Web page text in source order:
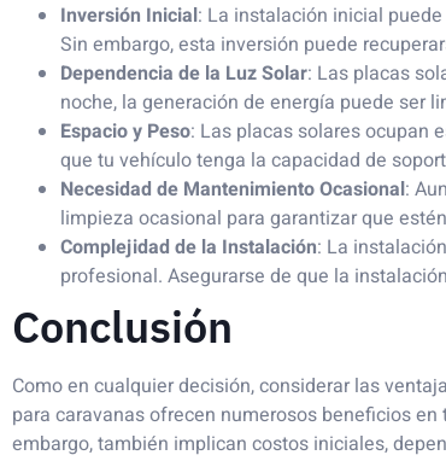
Inversión Inicial: La instalación inicial
Sin embargo, esta inversión puede
Dependencia de la Luz Solar: Las placas
noche, la generación de energía puede ser
Espacio y Peso: Las placas solares ocupan
que tu vehículo tenga la capacidad de
Necesidad de Mantenimiento Ocasional:
limpieza ocasional para garantizar que
Complejidad de la Instalación: La
profesional. Asegurarse de que la
Conclusión
Como en cualquier decisión, considerar las
para caravanas ofrecen numerosos beneficios
embargo, también implican costos iniciales,